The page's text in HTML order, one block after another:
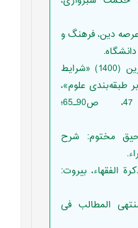
صفویه در عرصه دین، فرهنگ و
جمشیدی، فاطمه؛ سراجی‌پور، نسرین (1400) «شرایط
طبقه‌بندی علوم»،
تاریخ فلسفه، شمارة 47، ص90ـ65؛
عبداللّه (1398) رحیق مختوم: شرح
(1414ق) تذکرة الفقهاء، بیروت:
المطالب فی